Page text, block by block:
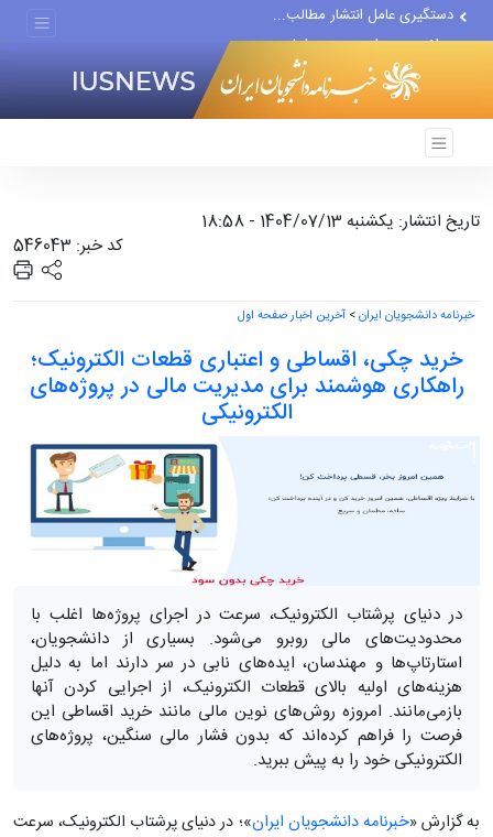
مواضع مزدوران سعودی را با...
ضربه مغزی بیش از ۷۰۰ نظامی...
تاریخ انتشار: یکشنبه 1404/07/13 - 18:58
کد خبر: 546043
خبرنامه دانشجویان ایران> آخرین اخبار صفحه اول
خرید چکی، اقساطی و اعتباری قطعات الکترونیک؛
راهکاری هوشمند برای مدیریت مالی در پروژه‌های
الکترونیکی
در دنیای پرشتاب الکترونیک، سرعت در اجرای پروژه‌ها اغلب با
محدودیت‌های مالی روبرو می‌شود. بسیاری از دانشجویان،
استارتاپ‌ها و مهندسان، ایده‌های نابی در سر دارند اما به دلیل
هزینه‌های اولیه بالای قطعات الکترونیک، از اجرایی کردن آنها
بازمی‌مانند. امروزه روش‌های نوین مالی مانند خرید اقساطی این
فرصت را فراهم کرده‌اند که بدون فشار مالی سنگین، پروژه‌های
الکترونیکی خود را به پیش ببرید.
به گزارش «خبرنامه دانشجویان ایران»؛ در دنیای پرشتاب الکترونیک، سرعت